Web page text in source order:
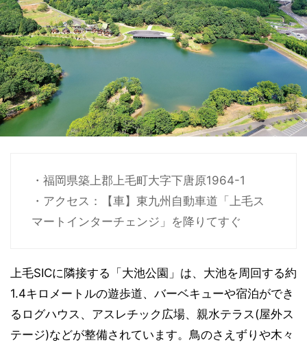
・福岡県築上郡上毛町大字下唐原1964-1
・アクセス：【車】東九州自動車道「上毛ス
マートインターチェンジ」を降りてすぐ
上毛SICに隣接する「大池公園」は、大池を周回する約
1.4キロメートルの遊歩道、バーベキューや宿泊ができ
るログハウス、アスレチック広場、親水テラス(屋外ス
テージ)などが整備されています。鳥のさえずりや木々